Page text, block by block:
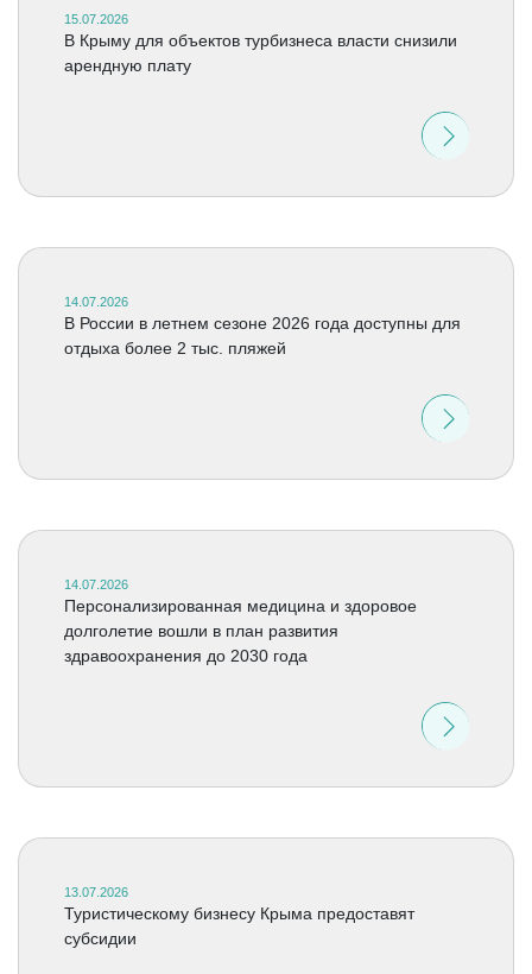
15.07.2026
В Крыму для объектов турбизнеса власти снизили
арендную плату
14.07.2026
В России в летнем сезоне 2026 года доступны для
отдыха более 2 тыс. пляжей
14.07.2026
Персонализированная медицина и здоровое
долголетие вошли в план развития
здравоохранения до 2030 года
13.07.2026
Туристическому бизнесу Крыма предоставят
субсидии